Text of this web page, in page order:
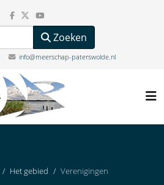
Zoeken
info@meerschap-paterswolde.nl
Het gebied Verenigingen